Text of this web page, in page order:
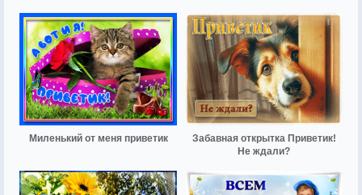
Миленький от меня приветик
Забавная открытка Приветик!
Не ждали?